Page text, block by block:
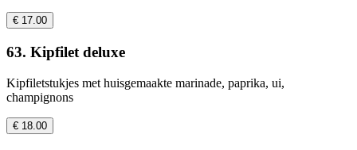
€ 17.00
63. Kipfilet deluxe
Kipfiletstukjes met huisgemaakte marinade, paprika, ui,
champignons
€ 18.00